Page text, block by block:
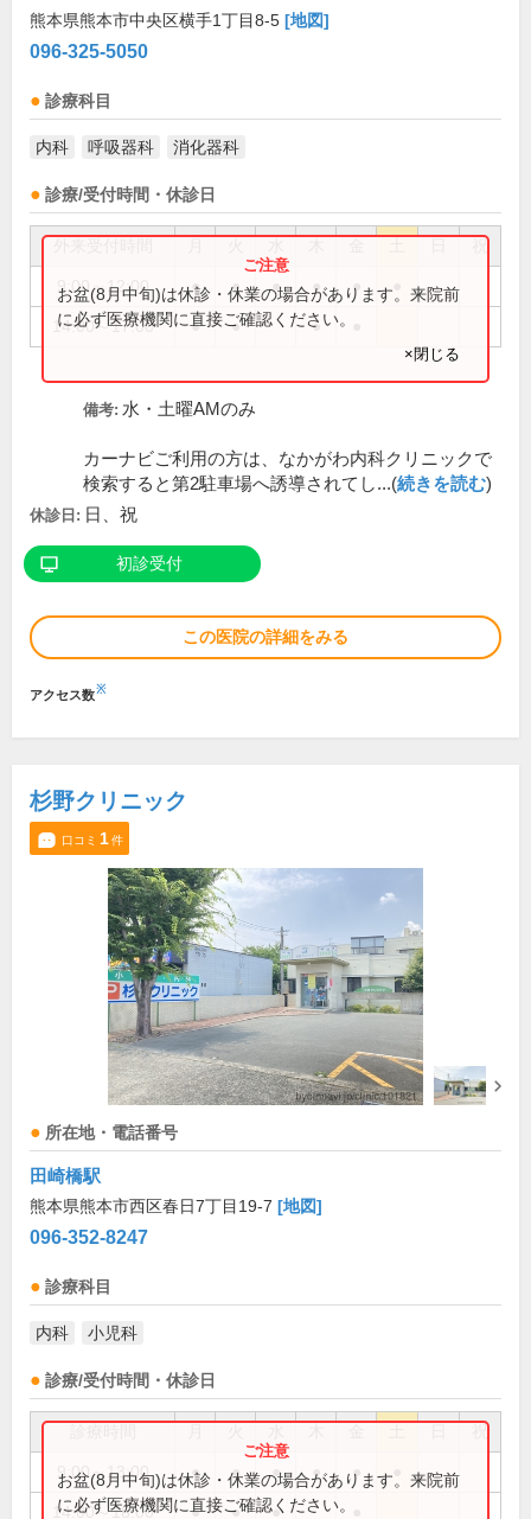
熊本県熊本市中央区横手1丁目8-5 [地図]
096-325-5050
診療科目
内科 呼吸器科 消化器科
診療/受付時間・休診日
祝
9:00～12:00 ● ● ● ● ●
14:00～17:00 ● ● ●
お盆(8月中旬)は休診・休業の場合があります。来院前
に必ず医療機関に直接ご確認ください。
×閉じる
備考: 水・土曜AMのみ
カーナビご利用の方は、なかがわ内科クリニックで
検索すると第2駐車場へ誘導されてし...(続きを読む)
休診日: 日、祝
初診受付
この医院の詳細をみる
アクセス数※
杉野クリニック
口コミ 1件
所在地・電話番号
田崎橋駅
熊本県熊本市西区春日7丁目19-7 [地図]
096-352-8247
診療科目
内科 小児科
診療/受付時間・休診日
祝
9:00～13:00 ● ● ● ● ●
14:00～18:00 ● ● ●
お盆(8月中旬)は休診・休業の場合があります。来院前
に必ず医療機関に直接ご確認ください。